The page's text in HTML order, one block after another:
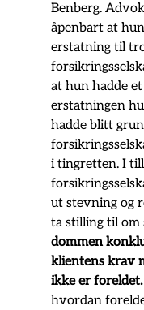
Benberg.
åpenbart at
erstatning til
at hun hadde
erstatningen
hadde blitt
i tingretten. I
ut stevning og
ta stilling til om
dommen
klientens krav
ikke er foreldet.
hvordan